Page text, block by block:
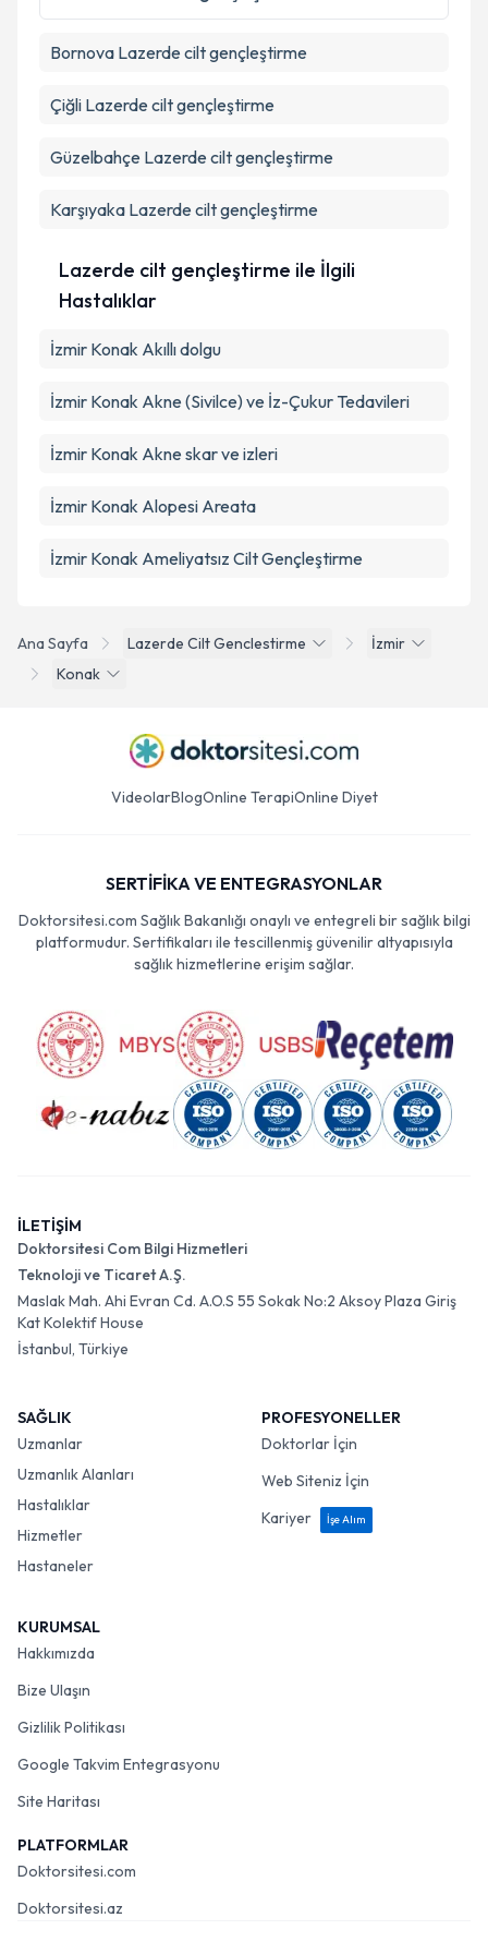
Metni 'ni okudum ve kişisel verilerimin belirtilen
Takvim Talebini Gönder
Ana Sayfa Lazerde Cilt Genclestirme
İzmir
Konak
Bornova Lazerde cilt gençleştirme
Çiğli Lazerde cilt gençleştirme
Güzelbahçe Lazerde cilt gençleştirme
Karşıyaka Lazerde cilt gençleştirme
Lazerde cilt gençleştirme ile İlgili
Hastalıklar
İzmir Konak Akıllı dolgu
İzmir Konak Akne (Sivilce) ve İz-Çukur Tedavileri
İzmir Konak Akne skar ve izleri
İzmir Konak Alopesi Areata
İzmir Konak Ameliyatsız Cilt Gençleştirme
VideolarBlogOnline TerapiOnline Diyet
SERTİFİKA VE ENTEGRASYONLAR
Doktorsitesi.com Sağlık Bakanlığı onaylı ve entegreli bir sağlık bilgi
platformudur. Sertifikaları ile tescillenmiş güvenilir altyapısıyla
sağlık hizmetlerine erişim sağlar.
İLETİŞİM
Doktorsitesi Com Bilgi Hizmetleri
Teknoloji ve Ticaret A.Ş.
Maslak Mah. Ahi Evran Cd. A.O.S 55 Sokak No:2 Aksoy Plaza Giriş
Kat Kolektif House
İstanbul, Türkiye
SAĞLIK
Uzmanlar
Uzmanlık Alanları
Hastalıklar
Hizmetler
Hastaneler
PROFESYONELLER
Doktorlar İçin
Web Siteniz İçin
Kariyer
İşe Alım
KURUMSAL
Hakkımızda
Bize Ulaşın
Gizlilik Politikası
Google Takvim Entegrasyonu
Site Haritası
PLATFORMLAR
Doktorsitesi.com
Doktorsitesi.az